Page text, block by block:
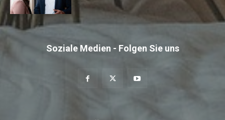
Soziale Medien - Folgen Sie uns